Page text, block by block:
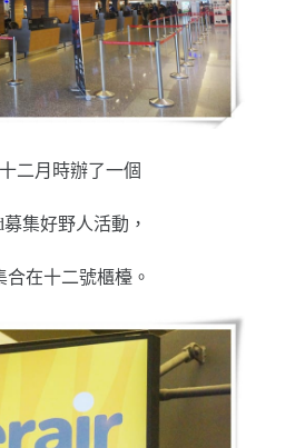
二月時辦了一個
募集好野人活動，
合在十二號櫃檯。